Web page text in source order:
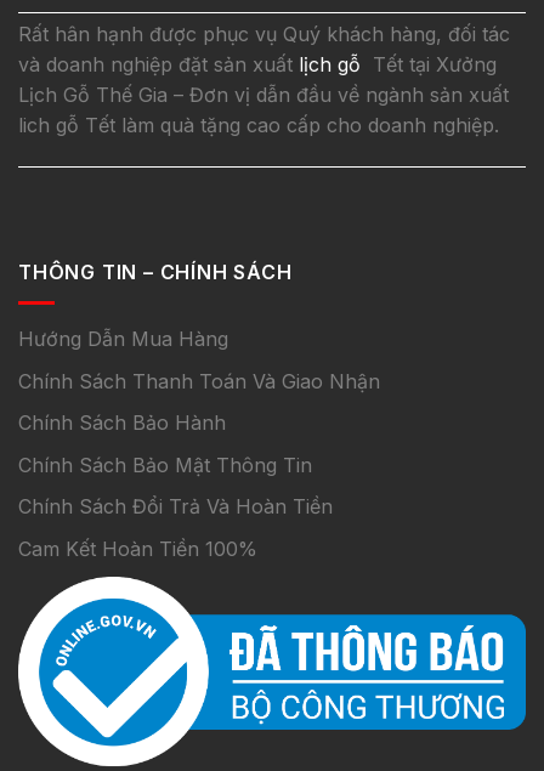
Rất hân hạnh được phục vụ Quý khách hàng, đối tác
và doanh nghiệp đặt sản xuất lịch gỗ Tết tại Xưởng
Lịch Gỗ Thế Gia – Đơn vị dẫn đầu về ngành sản xuất
lich gỗ Tết làm quà tặng cao cấp cho doanh nghiệp.
THÔNG TIN – CHÍNH SÁCH
Hướng Dẫn Mua Hàng
Chính Sách Thanh Toán Và Giao Nhận
Chính Sách Bảo Hành
Chính Sách Bảo Mật Thông Tin
Chính Sách Đổi Trả Và Hoàn Tiền
Cam Kết Hoàn Tiền 100%